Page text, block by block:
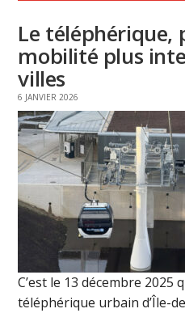
Le téléphérique,
mobilité plus
villes
6 JANVIER 2026
C’est le 13 décembre 2025
téléphérique urbain d’Île-